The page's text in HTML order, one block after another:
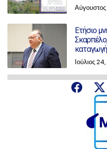
Ετήσιο
Ιούλιος